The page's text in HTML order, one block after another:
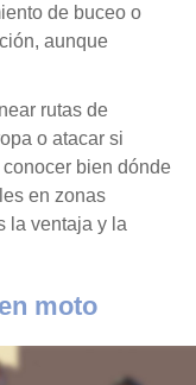
de buceo o
aunque
rutas de
o atacar si
bien dónde
en zonas
la ventaja y la
moto